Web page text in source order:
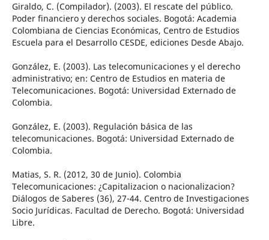
Giraldo, C. (Compilador). (2003). El rescate del público.
Poder financiero y derechos sociales. Bogotá: Academia
Colombiana de Ciencias Económicas, Centro de Estudios
Escuela para el Desarrollo CESDE, ediciones Desde Abajo.
González, E. (2003). Las telecomunicaciones y el derecho
administrativo; en: Centro de Estudios en materia de
Telecomunicaciones. Bogotá: Universidad Externado de
Colombia.
González, E. (2003). Regulación básica de las
telecomunicaciones. Bogotá: Universidad Externado de
Colombia.
Matias, S. R. (2012, 30 de Junio). Colombia
Telecomunicaciones: ¿Capitalizacion o nacionalizacion?
Diálogos de Saberes (36), 27-44. Centro de Investigaciones
Socio Jurídicas. Facultad de Derecho. Bogotá: Universidad
Libre.